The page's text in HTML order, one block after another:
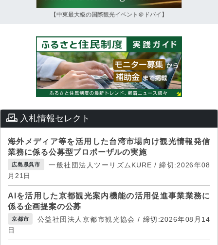
【中東最大級の国際観光イベント＠ドバイ】
入札情報セレクト
海外メディア等を活用した台湾市場向け観光情報発信
業務に係る公募型プロポーザルの実施
広島県呉市
一般社団法人ツーリズムKURE / 締切:2026年08
月21日
AIを活用した京都観光案内機能の活用促進事業業務に
係る企画提案の公募
京都市
公益社団法人京都市観光協会 / 締切:2026年08月14
日